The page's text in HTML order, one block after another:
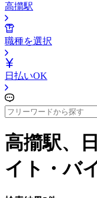
高擶駅
職種を選択
日払いOK
高擶駅、
イト・バ